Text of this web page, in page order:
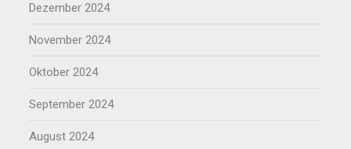
Dezember 2024
November 2024
Oktober 2024
September 2024
August 2024